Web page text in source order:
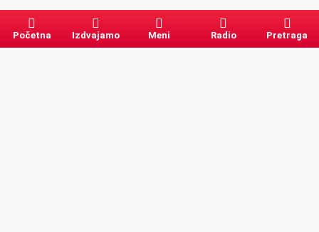
Početna Izdvajamo Meni Radio Pretraga